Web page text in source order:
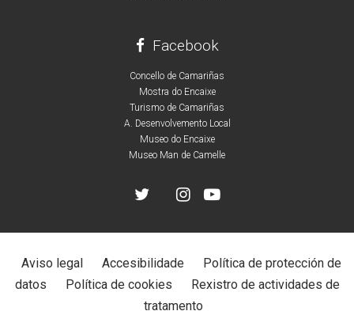
Facebook
Concello de Camariñas
Mostra do Encaixe
Turismo de Camariñas
A. Desenvolvemento Local
Museo do Encaixe
Museo Man de Camelle
Aviso legal Accesibilidade
Política de protección de
datos
Política de cookies
Rexistro de actividades de
tratamento